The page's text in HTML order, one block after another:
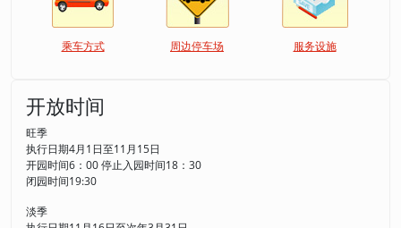
乘车方式 周边停车场 服务设施
开放时间
旺季
执行日期4月1日至11月15日
开园时间6：00 停止入园时间18：30
闭园时间19:30
淡季